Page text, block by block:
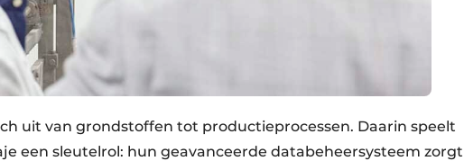
uit van grondstoffen tot productieprocessen. Daarin speelt
een sleutelrol: hun geavanceerde databeheersysteem zorgt